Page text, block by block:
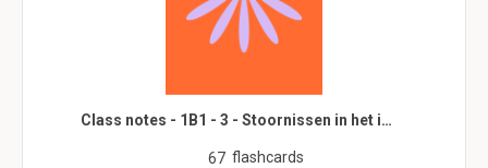
Class notes - 1B1 - 3 - Stoornissen in het i…
67 flashcards